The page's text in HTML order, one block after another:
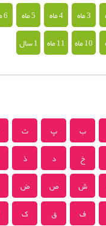
3 ماه 4 ماه 5 ماه 6 ماه
10 ماه 11 ماه 1 سال
ب پ ت
خ د ذ
ش ص ض
ف ق ک